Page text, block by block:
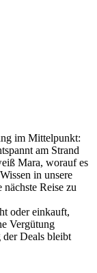
im Mittelpunkt:
am Strand
Mara, worauf es
in unsere
Reise zu
oder einkauft,
Vergütung
Deals bleibt